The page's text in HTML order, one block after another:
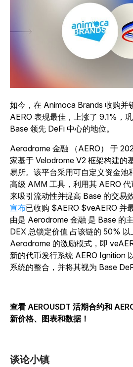
如今，在 Animoca Brands 收购并
AERO 表现最佳，上涨了 9.1%，
Base 领先 DeFi 中心的地位。
Aerodrome 金融 （AERO） 于
家基于 Velodrome V2 框架构建的
易所。该平台采用可自定义资金池
高级 AMM 工具，利用其 AERO
来吸引流动性并提高 Base 的交易
宣布已收购 $AERO $veAERO 并
由是 Aerodrome 金融 是 Base 的
DEX 总锁定价值 占该链的 50% 以
Aerodrome 的激励模式，即
新的代币发行系统 AERO Ignition
系统的整合，并将其视为 Base
查看 AEROUSDT 活期合约和
新价格、图表和数据！
谈论小镇